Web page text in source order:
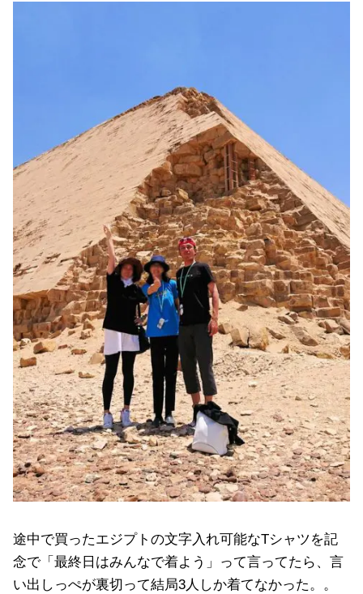
途中で買ったエジプトの文字入れ可能なTシャツを記
念で「最終日はみんなで着よう」って言ってたら、言
い出しっぺが裏切って結局3人しか着てなかった。。